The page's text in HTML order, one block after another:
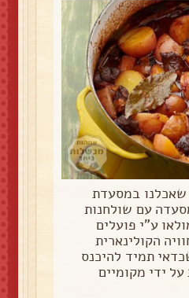
במסעדת
עם שולחנות
ע"י פועלים
הקולינארית
תמיד להיכנס
ידי מקומיים